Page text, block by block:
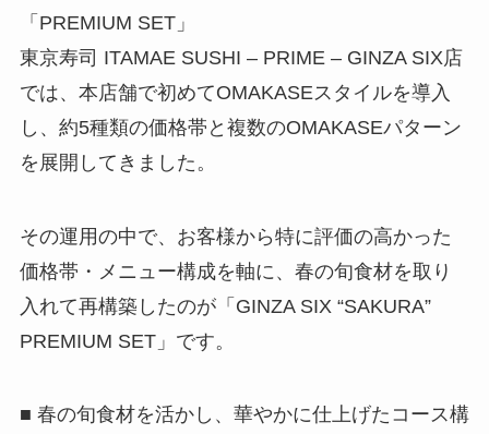
「PREMIUM SET」
東京寿司 ITAMAE SUSHI – PRIME – GINZA SIX店
では、本店舗で初めてOMAKASEスタイルを導入
し、約5種類の価格帯と複数のOMAKASEパターン
を展開してきました。
その運用の中で、お客様から特に評価の高かった
価格帯・メニュー構成を軸に、春の旬食材を取り
入れて再構築したのが「GINZA SIX “SAKURA”
PREMIUM SET」です。
■ 春の旬食材を活かし、華やかに仕上げたコース構